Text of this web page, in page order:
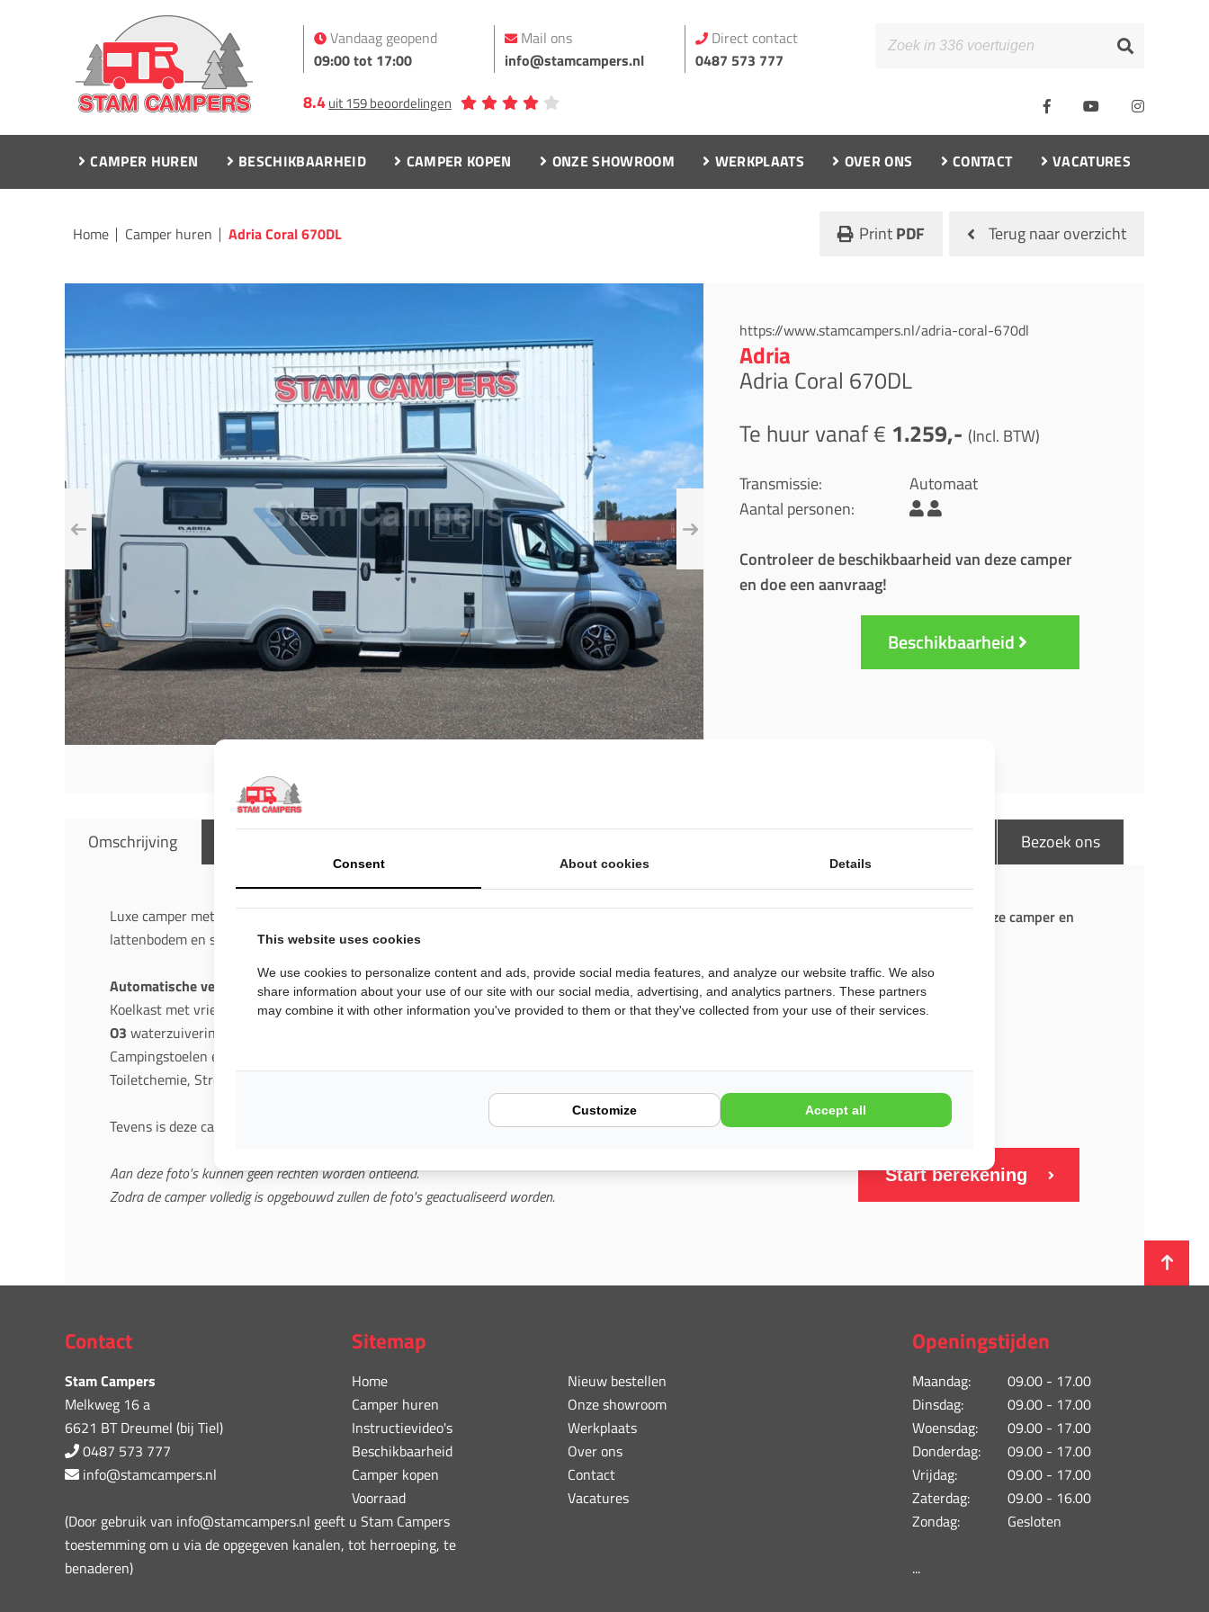
Vandaag geopend
09:00 tot 17:00
Mail ons
info@stamcampers.nl
Direct contact
0487 573 777
8.4uit 159 beoordelingen
CAMPER HUREN BESCHIKBAARHEID CAMPER KOPEN ONZE SHOWROOM WERKPLAATS OVER ONS CONTACT VACATURES
Home Camper huren Adria Coral 670DL PrintPDF Terug naar overzicht
https://www.stamcampers.nl/adria-coral-670dl
Adria
Adria Coral 670DL
Te huur vanaf € 1.259,- (Incl. BTW)
Transmissie:
Automaat
Aantal personen:
Controleer de beschikbaarheid van deze camper
en doe een aanvraag!
Beschikbaarheid
Omschrijving Bezoek ons
Luxe camper met 4 toegelaten (gordel)zitplaatsen en achterinlengte beddenmet
lattenbodem en springveren matras. Metface-to-face
Automatische versnellingsbakincl. cruise control, Smart TV,Woonruimteairco , automatische
Koelkast met vriesgedeelte, aparte Douche- en aparte Toiletruimte,Tank-
O3 waterzuivering, Hordeur, Volledige uitgebreide inventaris voor 4 personen,
Campingstoelen en -tafel, Droogrek,
Toiletchemie, Stroomkabel + verloopstekkers.
Tevens is deze camper uitgerust met een automatisch levelsysteem!
Aan deze foto's kunnen geen rechten worden ontleend.
Zodra de camper volledig is opgebouwd zullen de foto's geactualiseerd worden.
Controleer de beschikbaarheid van deze camper en
Selecteer uw huurperiode
Startdatum
Contact
Stam Campers
Melkweg 16 a
6621 BT Dreumel (bij Tiel)
0487 573 777
info@stamcampers.nl
(Door gebruik van info@stamcampers.nl geeft u Stam Campers
toestemming om u via de opgegeven kanalen, tot herroeping, te
benaderen)
Sitemap
Home
Camper huren
Instructievideo's
Beschikbaarheid
Camper kopen
Voorraad
Nieuw bestellen
Onze showroom
Werkplaats
Over ons
Contact
Vacatures
Openingstijden
Maandag:
09.00 - 17.00
Dinsdag:
09.00 - 17.00
Woensdag:
09.00 - 17.00
Donderdag:
09.00 - 17.00
Vrijdag:
09.00 - 17.00
Zaterdag:
09.00 - 16.00
Zondag:
Gesloten
...
Consent About cookies Details
This website uses cookies
We use cookies to personalize content and ads, provide social media features, and analyze our website traffic. We also
share information about your use of our site with our social media, advertising, and analytics partners. These partners
may combine it with other information you've provided to them or that they've collected from your use of their services.
Customize Accept all